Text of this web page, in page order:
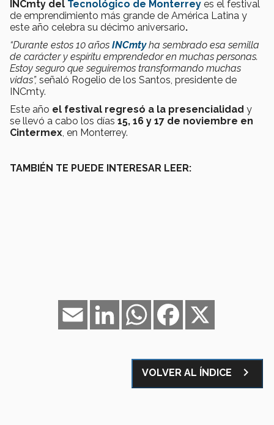
INCmty del Tecnológico de Monterrey es el festival
de emprendimiento más grande de América Latina y
este año celebra su décimo aniversario.
“Durante estos 10 años INCmtyha sembrado esa semilla
de carácter y espíritu emprendedor en muchas personas.
Estoy seguro que seguiremos transformando muchas
vidas”, señaló Rogelio de los Santos, presidente de
INCmty.
Este año el festival regresó a la presencialidad y
se llevó a cabo los días 15, 16 y 17 de noviembre en
Cintermex , en Monterrey.
TAMBIÉN TE PUEDE INTERESAR LEER:
Facebook
WhatsApp
LinkedIn
Email
VOLVER AL ÍNDICE navigate_next